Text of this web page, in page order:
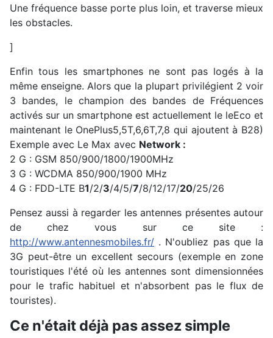
Une fréquence basse porte plus loin, et traverse mieux
les obstacles.
]
Enfin tous les smartphones ne sont pas logés à la
même enseigne. Alors que la plupart privilégient 2 voir
3 bandes, le champion des bandes de Fréquences
activés sur un smartphone est actuellement le leEco et
maintenant le OnePlus5,5T,6,6T,7,8 qui ajoutent à B28)
Exemple avec Le Max avec Network :
2 G : GSM 850/900/1800/1900MHz
3 G : WCDMA 850/900/1900 MHz
4 G : FDD-LTE B1/2/3/4/5/7/8/12/17/20/25/26
Pensez aussi à regarder les antennes présentes autour
de chez vous sur ce site :
http://www.antennesmobiles.fr/ . N'oubliez pas que la
3G peut-être un excellent secours (exemple en zone
touristiques l'été où les antennes sont dimensionnées
pour le trafic habituel et n'absorbent pas le flux de
touristes).
Ce n'était déjà pas assez simple